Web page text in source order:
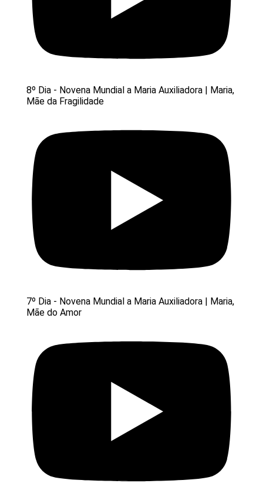
8º Dia - Novena Mundial a Maria Auxiliadora | Maria,
Mãe da Fragilidade
7º Dia - Novena Mundial a Maria Auxiliadora | Maria,
Mãe do Amor